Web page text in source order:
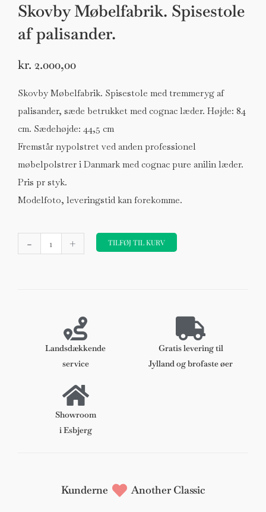
Skovby Møbelfabrik. Spisestole
af palisander.
kr. 2.000,00
Skovby Møbelfabrik. Spisestole med tremmeryg af
palisander, sæde betrukket med cognac læder. Højde: 84
cm. Sædehøjde: 44,5 cm
Fremstår nypolstret ved anden professionel
møbelpolstrer i Danmark med cognac pure anilin læder.
Pris pr styk.
Modelfoto, leveringstid kan forekomme.
-
Møbelfabrik.
Spisestole
+ TILFØJ TIL KURV
Landsdækkende
service
Gratis levering til
Jylland og brofaste øer
Showroom
i Esbjerg
Kunderne Another Classic